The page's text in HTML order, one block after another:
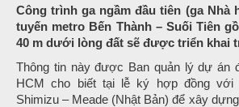
Công trình ga ngầm đầu tiên (ga Nhà
tuyến metro Bến Thành – Suối Tiên
40 m dưới lòng đất sẽ được triển khai
Thông tin này được Ban quản lý dự án
HCM cho biết tại lễ ký hợp đồng với
Shimizu – Meade (Nhật Bản) để xây